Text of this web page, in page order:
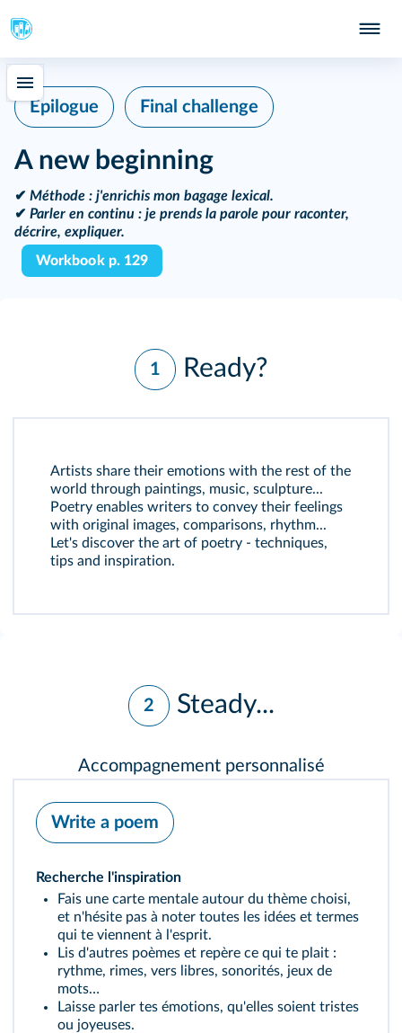
Epilogue Final challenge
A new beginning
✔ Méthode : j'enrichis mon bagage lexical.
✔ Parler en continu : je prends la parole pour raconter,
décrire, expliquer.
Workbook p. 129
1 Ready?
Artists share their emotions with the rest of the
world through paintings, music, sculpture...
Poetry enables writers to convey their feelings
with original images, comparisons, rhythm...
Let's discover the art of poetry - techniques,
tips and inspiration.
2 Steady...
Accompagnement personnalisé
Write a poem
Recherche l'inspiration
Fais une carte mentale autour du thème choisi,
et n'hésite pas à noter toutes les idées et termes
qui te viennent à l'esprit.
Lis d'autres poèmes et repère ce qui te plait :
rythme, rimes, vers libres, sonorités, jeux de
mots…
Laisse parler tes émotions, qu'elles soient tristes
ou joyeuses.